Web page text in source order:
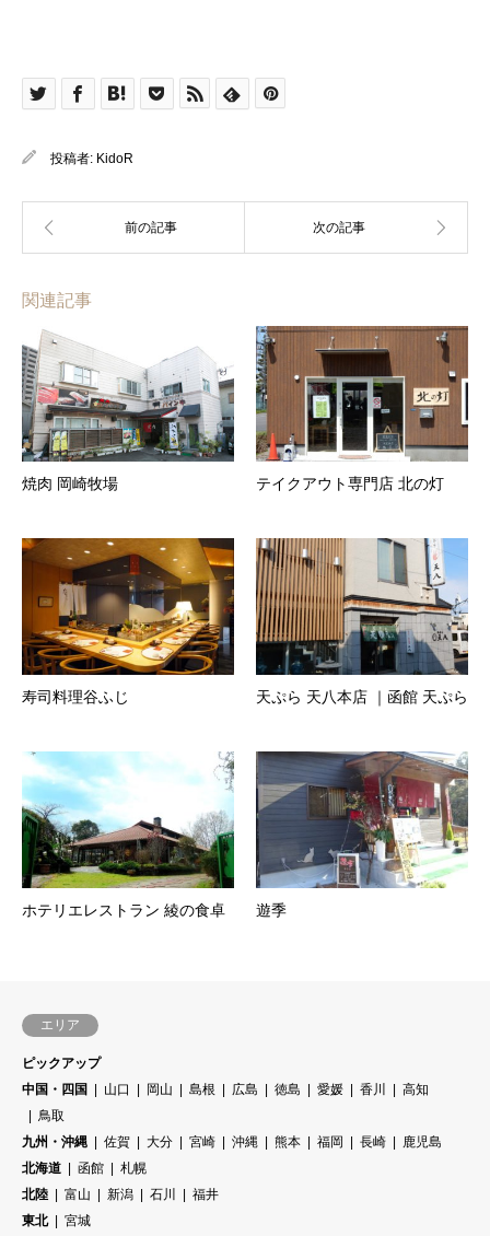
投稿者: KidoR
関連記事
焼肉 岡崎牧場 テイクアウト専門店 北の灯
寿司料理谷ふじ 天ぷら 天八本店 ｜函館 天ぷら
ホテリエレストラン 綾の食卓 遊季
エリア
ピックアップ
中国・四国
山口 岡山 島根 広島 徳島 愛媛 香川
高知
鳥取
九州・沖縄
佐賀 大分 宮崎 沖縄 熊本 福岡 長崎
鹿児島
北海道
函館
札幌
北陸
富山 新潟 石川
福井
東北
宮城